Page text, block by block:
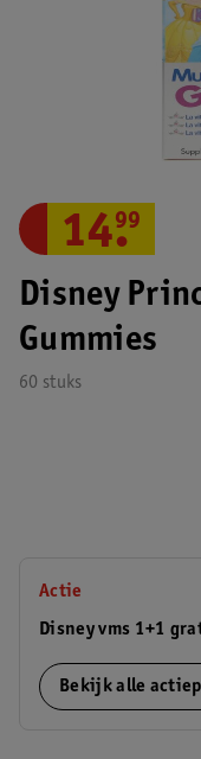
Disney
Gummies
60 stuks
14.
99
Actie
Disney vms 1+1
Bekijk alle